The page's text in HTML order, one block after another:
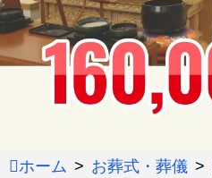
ホーム お葬式・葬儀